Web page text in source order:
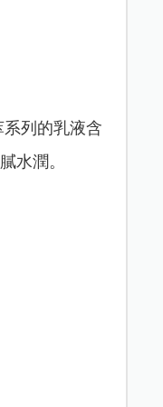
列的乳液含
水潤。